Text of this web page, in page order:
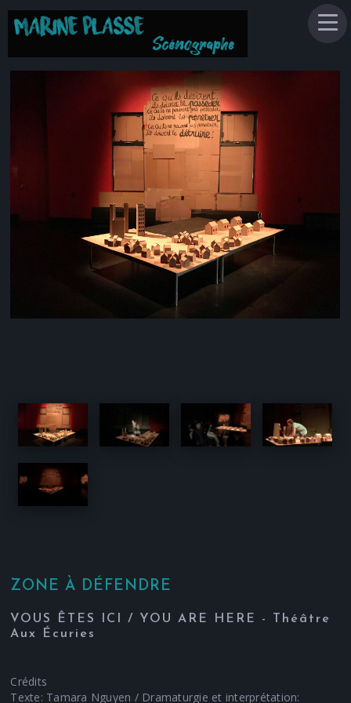
ZONE À DÉFENDRE
VOUS ÊTES ICI / YOU ARE HERE - Théâtre
Aux Écuries
Crédits
Texte: Tamara Nguyen / Dramaturgie et interprétation: